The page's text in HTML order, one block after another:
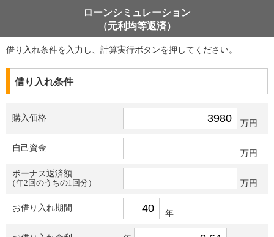
ローンシミュレーション
（元利均等返済）
借り入れ条件を入力し、計算実行ボタンを押してください。
借り入れ条件
購入価格
万円
自己資金
万円
ボーナス返済額
（年2回のうちの1回分）
万円
お借り入れ期間
年